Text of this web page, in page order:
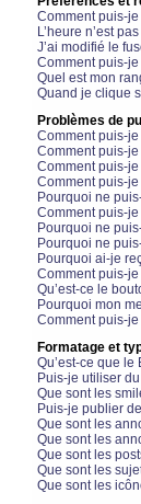
Comment puis-
L’heure n’est
J’ai modifié le
Comment puis-
Quel est mon
Quand je clique
Problèmes de
Comment puis-
Comment puis-
Comment puis-
Comment puis-
Pourquoi ne
Comment puis-
Pourquoi ne
Pourquoi ne
Pourquoi ai-je
Comment puis-
Qu’est-ce le
Pourquoi mon
Comment puis-
Formatage et
Qu’est-ce que le
Puis-je utiliser
Que sont les
Puis-je publier
Que sont les
Que sont les
Que sont les
Que sont les
Que sont les